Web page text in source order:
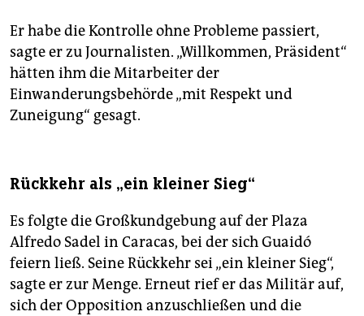
Er habe die Kontrolle ohne Probleme passiert,
sagte er zu Journalisten. „Willkommen, Präsident“
hätten ihm die Mitarbeiter der
Einwanderungsbehörde „mit Respekt und
Zuneigung“ gesagt.
Rückkehr als „ein kleiner Sieg“
Es folgte die Großkundgebung auf der Plaza
Alfredo Sadel in Caracas, bei der sich Guaidó
feiern ließ. Seine Rückkehr sei „ein kleiner Sieg“,
sagte er zur Menge. Erneut rief er das Militär auf,
sich der Opposition anzuschließen und die